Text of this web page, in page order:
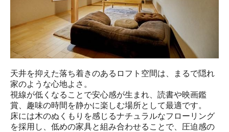
天井を抑えた落ち着きのあるロフト空間は、まるで隠れ
家のような心地よさ。
視線が低くなることで安心感が生まれ、読書や映画鑑
賞、趣味の時間を静かに楽しむ場所として最適です。
床には木のぬくもりを感じるナチュラルなフローリング
を採用し、低めの家具と組み合わせることで、圧迫感の